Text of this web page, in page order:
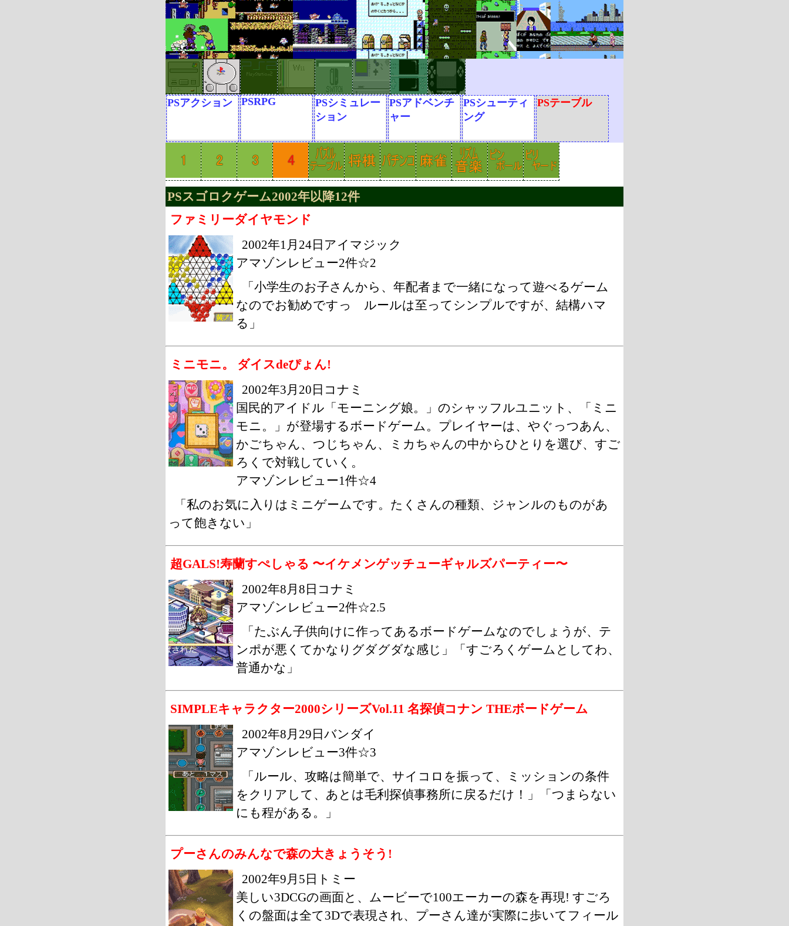
PSアクション PSRPG
PSシミュレー
ション
PSアドベンチ
ャー
PSシューティ
ング
PSテーブル
PSスゴロクゲーム2002年以降12件
ファミリーダイヤモンド
2002年1月24日アイマジック
アマゾンレビュー2件☆2
「小学生のお子さんから、年配者まで一緒になって遊べるゲーム
なのでお勧めですっ ルールは至ってシンプルですが、結構ハマ
る」
ミニモニ。 ダイスdeぴょん!
2002年3月20日コナミ
国民的アイドル「モーニング娘。」のシャッフルユニット、「ミニ
モニ。」が登場するボードゲーム。プレイヤーは、やぐっつあん、
かごちゃん、つじちゃん、ミカちゃんの中からひとりを選び、すご
ろくで対戦していく。
アマゾンレビュー1件☆4
「私のお気に入りはミニゲームです。たくさんの種類、ジャンルのものがあ
って飽きない」
超GALS!寿蘭すぺしゃる 〜イケメンゲッチューギャルズパーティー〜
2002年8月8日コナミ
アマゾンレビュー2件☆2.5
「たぶん子供向けに作ってあるボードゲームなのでしょうが、テ
ンポが悪くてかなりグダグダな感じ」「すごろくゲームとしてわ、
普通かな」
SIMPLEキャラクター2000シリーズVol.11 名探偵コナン THEボードゲーム
2002年8月29日バンダイ
アマゾンレビュー3件☆3
「ルール、攻略は簡単で、サイコロを振って、ミッションの条件
をクリアして、あとは毛利探偵事務所に戻るだけ！」「つまらない
にも程がある。」
プーさんのみんなで森の大きょうそう!
2002年9月5日トミー
美しい3DCGの画面と、ムービーで100エーカーの森を再現! すごろ
くの盤面は全て3Dで表現され、プーさん達が実際に歩いてフィール